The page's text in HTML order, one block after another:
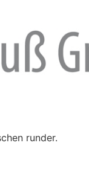
runder.